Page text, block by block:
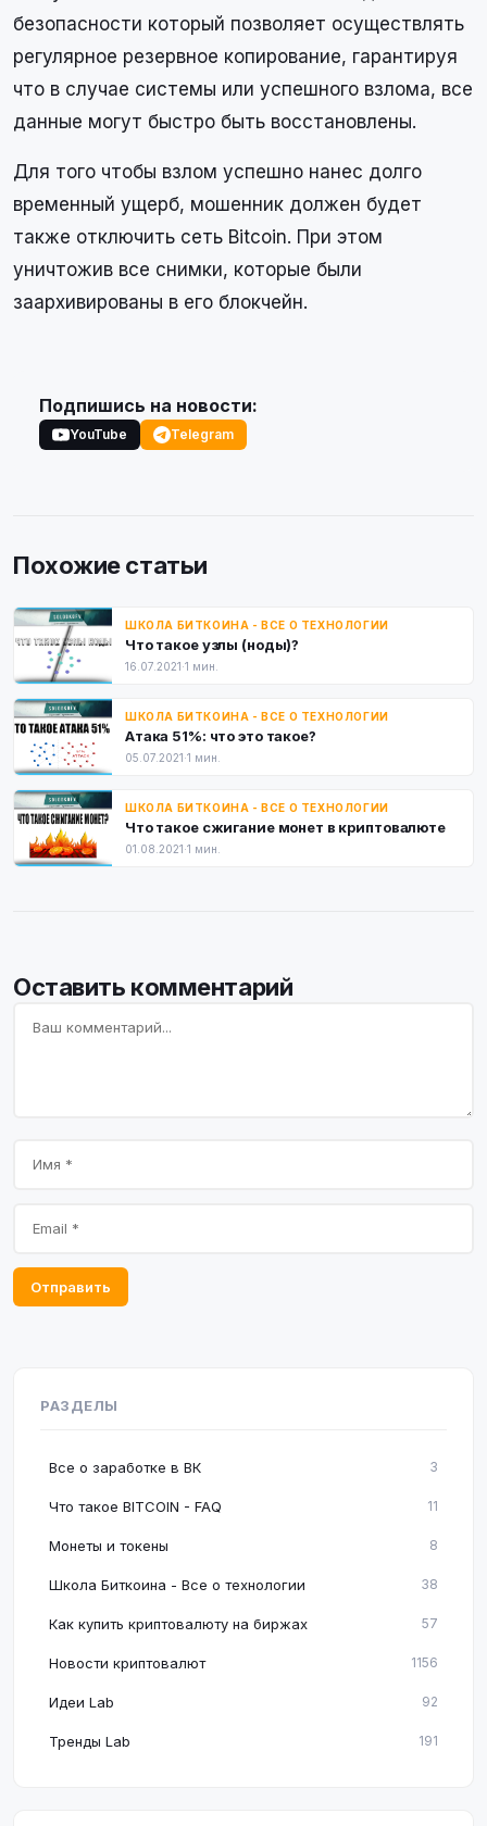
безопасности который позволяет осуществлять
регулярное резервное копирование, гарантируя
что в случае системы или успешного взлома, все
данные могут быстро быть восстановлены.
Для того чтобы взлом успешно нанес долго
временный ущерб, мошенник должен будет
также отключить сеть Bitcoin. При этом
уничтожив все снимки, которые были
заархивированы в его блокчейн.
Подпишись на новости:
YouTube Telegram
Похожие статьи
ШКОЛА БИТКОИНА - ВСЕ О ТЕХНОЛОГИИ
Что такое узлы (ноды)?
16.07.2021·1 мин.
ШКОЛА БИТКОИНА - ВСЕ О ТЕХНОЛОГИИ
Атака 51%: что это такое?
05.07.2021·1 мин.
ШКОЛА БИТКОИНА - ВСЕ О ТЕХНОЛОГИИ
Что такое сжигание монет в криптовалюте
01.08.2021·1 мин.
Оставить комментарий
Отправить
РАЗДЕЛЫ
Все о заработке в ВК 3
Что такое BITCOIN - FAQ 11
Монеты и токены 8
Школа Биткоина - Все о технологии 38
Как купить криптовалюту на биржах 57
Новости криптовалют 1156
Идеи Lab 92
Тренды Lab 191